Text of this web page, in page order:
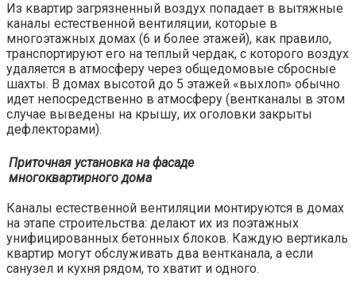
Из квартир загрязненный воздух попадает в вытяжные
каналы естественной вентиляции, которые в
многоэтажных домах (6 и более этажей), как правило,
транспортируют его на теплый чердак, с которого воздух
удаляется в атмосферу через общедомовые сбросные
шахты. В домах высотой до 5 этажей «выхлоп» обычно
идет непосредственно в атмосферу (вентканалы в этом
случае выведены на крышу, их оголовки закрыты
дефлекторами).
Приточная установка на фасаде
многоквартирного дома
Каналы естественной вентиляции монтируются в домах
на этапе строительства: делают их из поэтажных
унифицированных бетонных блоков. Каждую вертикаль
квартир могут обслуживать два вентканала, а если
санузел и кухня рядом, то хватит и одного.